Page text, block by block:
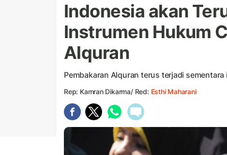
Indonesia akan
Instrumen Hukum
Alquran
Pembakaran Alquran terus terjadi
Rep: Kamran Dikarma/ Red: Esthi Maharani